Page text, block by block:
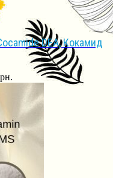
DEA, Кокамид